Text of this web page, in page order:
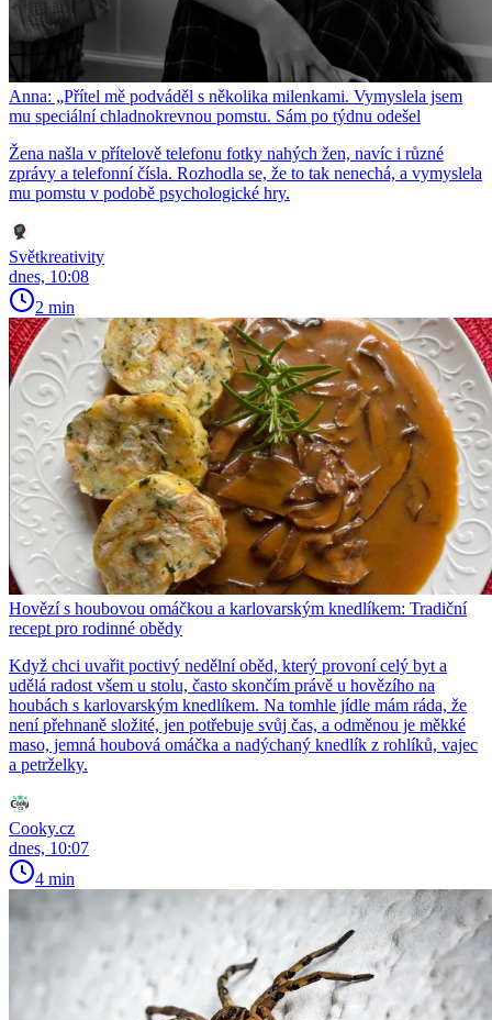
Anna: „Přítel mě podváděl s několika milenkami. Vymyslela jsem
mu speciální chladnokrevnou pomstu. Sám po týdnu odešel
Žena našla v přítelově telefonu fotky nahých žen, navíc i různé
zprávy a telefonní čísla. Rozhodla se, že to tak nenechá, a vymyslela
mu pomstu v podobě psychologické hry.
Světkreativity
dnes, 10:08
2 min
Hovězí s houbovou omáčkou a karlovarským knedlíkem: Tradiční
recept pro rodinné obědy
Když chci uvařit poctivý nedělní oběd, který provoní celý byt a
udělá radost všem u stolu, často skončím právě u hovězího na
houbách s karlovarským knedlíkem. Na tomhle jídle mám ráda, že
není přehnaně složité, jen potřebuje svůj čas, a odměnou je měkké
maso, jemná houbová omáčka a nadýchaný knedlík z rohlíků, vajec
a petrželky.
Cooky.cz
dnes, 10:07
4 min